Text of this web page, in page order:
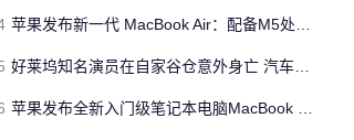
苹果发布新一代 MacBook Air：配备M5处理器 性能、存储与 AI 全面升级 ​
好莱坞知名演员在自家谷仓意外身亡 汽车搭电时突然自燃
苹果发布全新入门级笔记本电脑MacBook Neo 起售价599美元